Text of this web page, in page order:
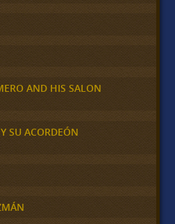
AND HIS SALON
SU ACORDEÓN